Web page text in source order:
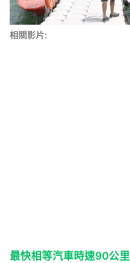
相關影片:
最快相等汽車時速90公里